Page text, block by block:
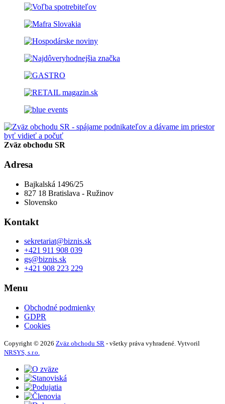
Zväz obchodu SR
Adresa
Bajkalská 1496/25
827 18 Bratislava - Ružinov
Slovensko
Kontakt
sekretariat@biznis.sk
+421 911 908 039
gs@biznis.sk
+421 908 223 229
Menu
Obchodné podmienky
GDPR
Cookies
Copyright © 2026 Zväz obchodu SR - všetky práva vyhradené. Vytvoril
NRSYS, s.r.o.